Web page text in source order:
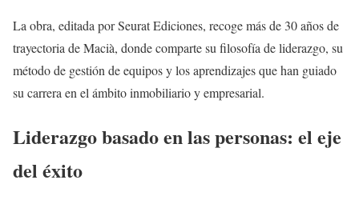
La obra, editada por Seurat Ediciones, recoge más de 30 años de
trayectoria de Macià, donde comparte su filosofía de liderazgo, su
método de gestión de equipos y los aprendizajes que han guiado
su carrera en el ámbito inmobiliario y empresarial.
Liderazgo basado en las personas: el eje
del éxito